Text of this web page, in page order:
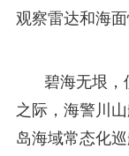
观察雷达和海面
碧海无垠，
之际，海警川
岛海域常态化